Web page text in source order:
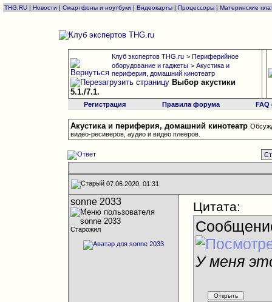
THG.RU | Новости | Смартфоны и ноутбуки | Видеокарты | Процессоры | Материнские
Клуб экспертов THG.ru > Периферийное
оборудование и гаджеты > Акустика и
периферия, домашний кинотеатр
Выбор акустики
5.1./7.1.
Регистрация Правила форума
Акустика и периферия, домашний кинотеатр
видео-ресиверов, аудио и видео плееров.
07.06.2020, 01:31
sonne 2033
Старожил
Цитата:
У меня